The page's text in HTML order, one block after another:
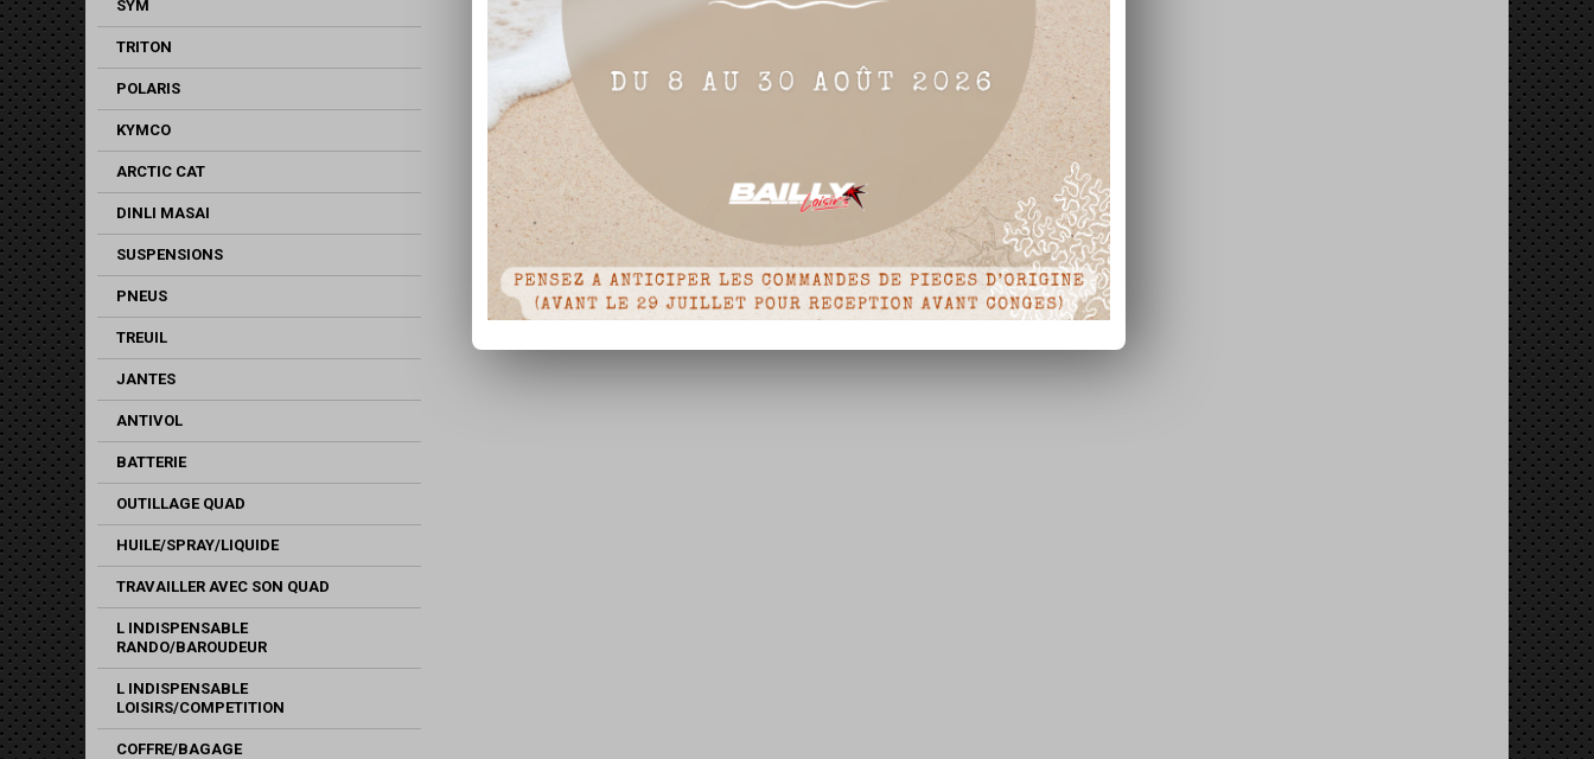
SYM
TRITON
POLARIS
KYMCO
ARCTIC CAT
DINLI MASAI
SUSPENSIONS
PNEUS
TREUIL
JANTES
ANTIVOL
BATTERIE
OUTILLAGE QUAD
HUILE/SPRAY/LIQUIDE
TRAVAILLER AVEC SON QUAD
L INDISPENSABLE
RANDO/BAROUDEUR
L INDISPENSABLE
LOISIRS/COMPETITION
COFFRE/BAGAGE